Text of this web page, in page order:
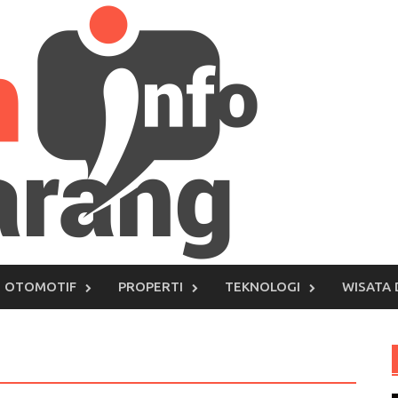
OTOMOTIF PROPERTI TEKNOLOGI WISATA